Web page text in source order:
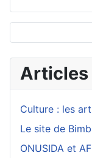
Articles
Culture : les
Le site de
ONUSIDA et